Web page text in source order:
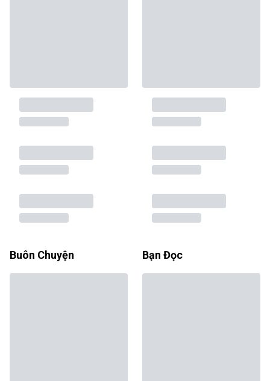
Buôn Chuyện Bạn Đọc